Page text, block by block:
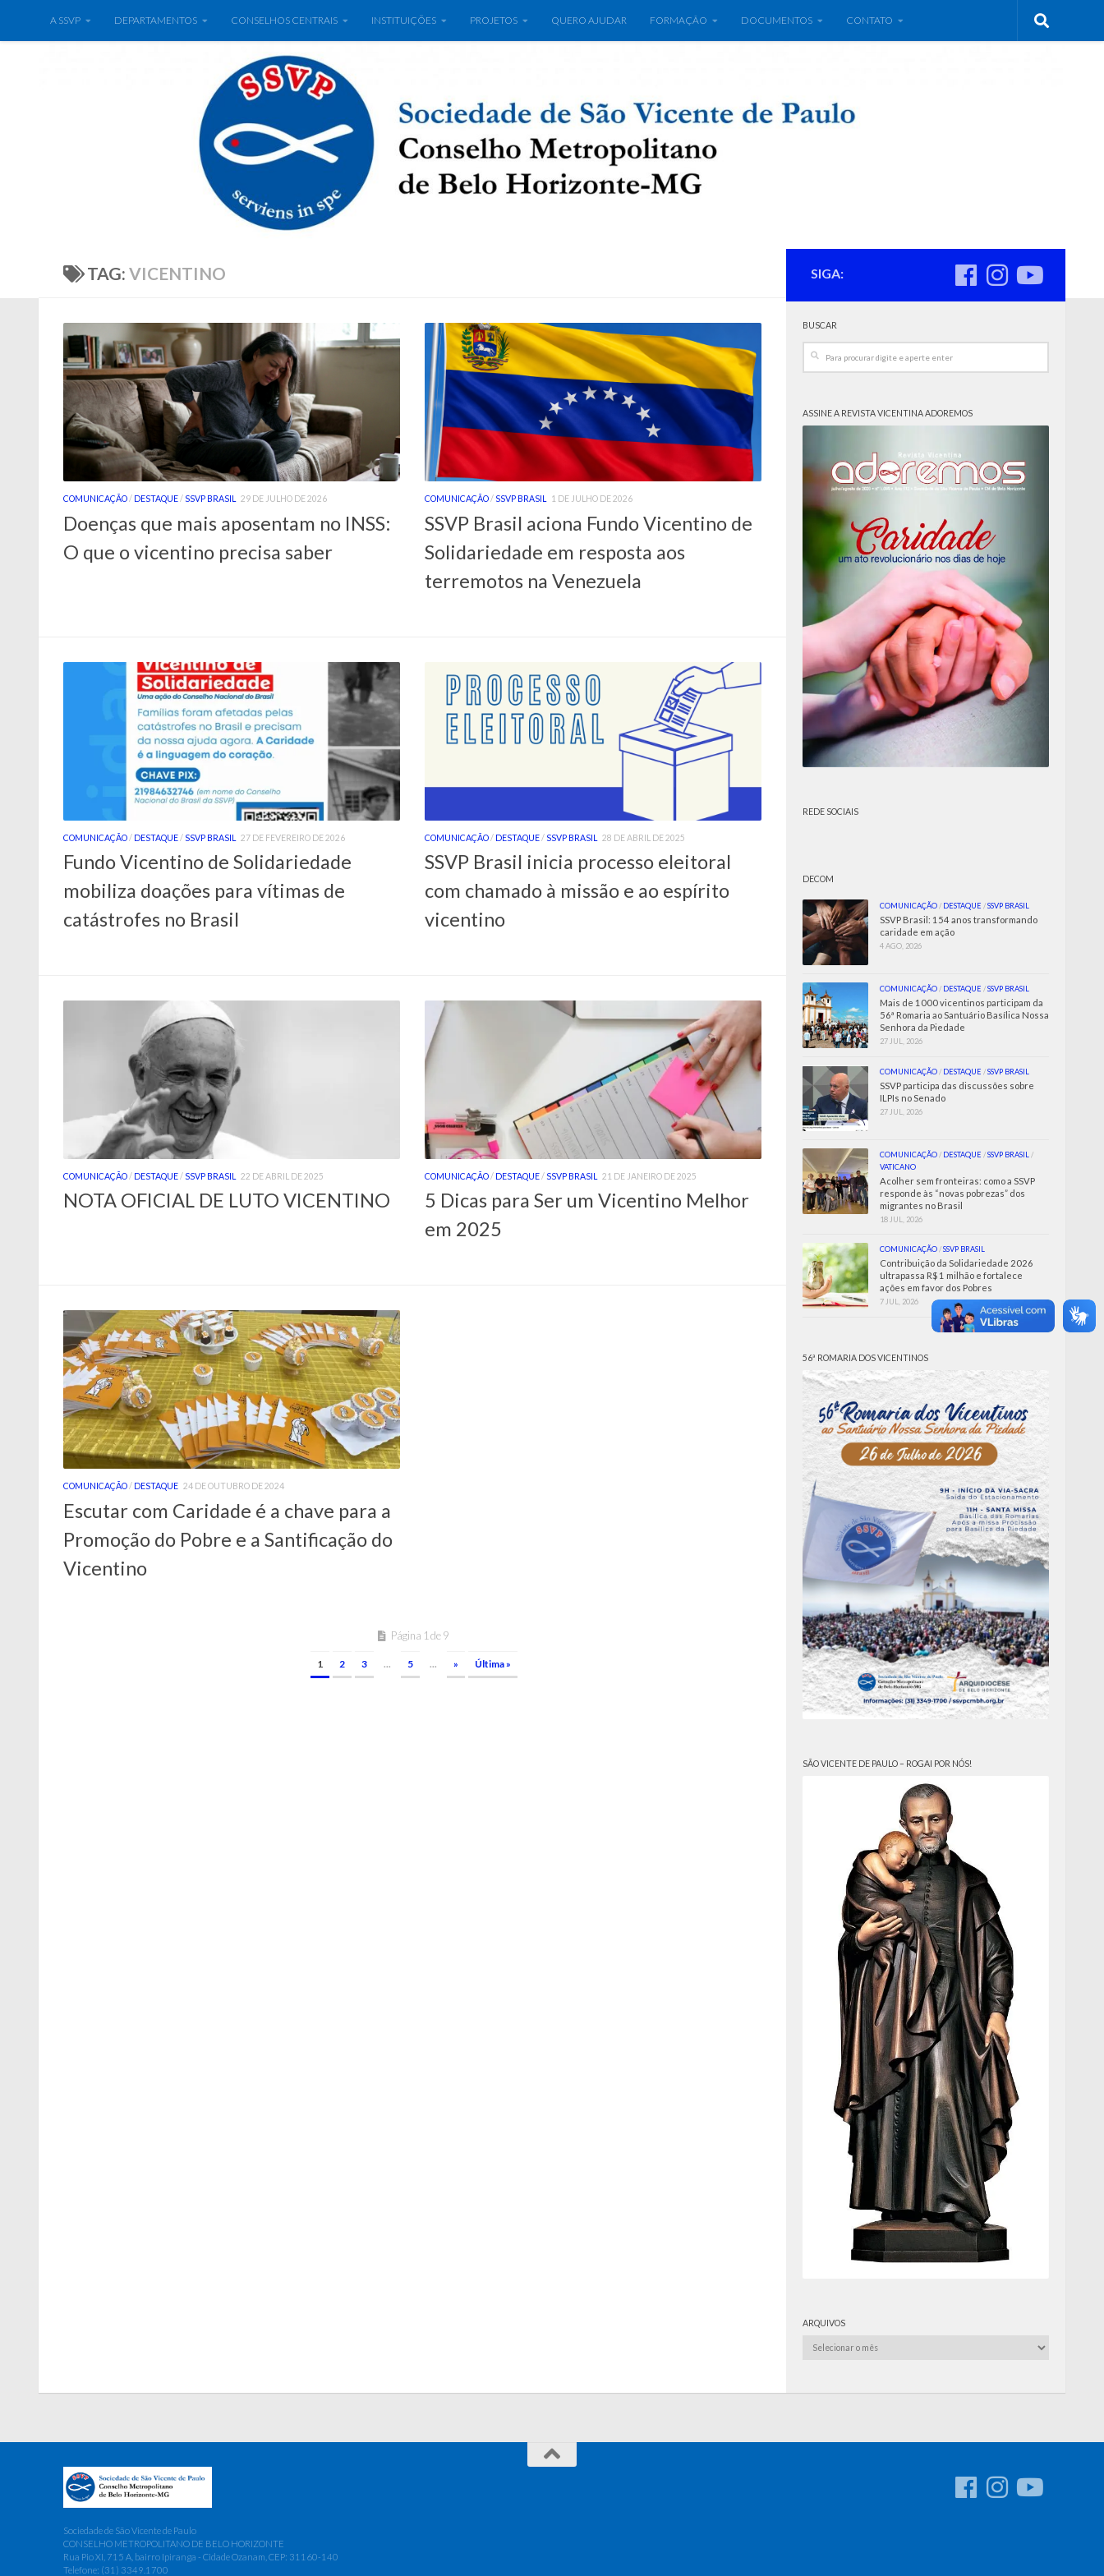
A SSVP DEPARTAMENTOS CONSELHOS CENTRAIS INSTITUIÇÕES PROJETOS QUERO AJUDAR FORMAÇÃO DOCUMENTOS CONTATO
TAG: VICENTINO
COMUNICAÇÃO/ DESTAQUE/ SSVP BRASIL 29 DE JULHO DE 2026
Doenças que mais aposentam no INSS:
O que o vicentino precisa saber
COMUNICAÇÃO/ SSVP BRASIL 1 DE JULHO DE 2026
SSVP Brasil aciona Fundo Vicentino de
Solidariedade em resposta aos
terremotos na Venezuela
COMUNICAÇÃO/ DESTAQUE/ SSVP BRASIL 27 DE FEVEREIRO DE 2026
Fundo Vicentino de Solidariedade
mobiliza doações para vítimas de
catástrofes no Brasil
COMUNICAÇÃO/ DESTAQUE/ SSVP BRASIL 28 DE ABRIL DE 2025
SSVP Brasil inicia processo eleitoral
com chamado à missão e ao espírito
vicentino
COMUNICAÇÃO/ DESTAQUE/ SSVP BRASIL 22 DE ABRIL DE 2025
NOTA OFICIAL DE LUTO VICENTINO
COMUNICAÇÃO/ DESTAQUE/ SSVP BRASIL 21 DE JANEIRO DE 2025
5 Dicas para Ser um Vicentino Melhor
em 2025
COMUNICAÇÃO/ DESTAQUE 24 DE OUTUBRO DE 2024
Escutar com Caridade é a chave para a
Promoção do Pobre e a Santificação do
Vicentino
Página 1 de 9
1 2 3 ... 5 ... » Última »
SIGA:
BUSCAR
ASSINE A REVISTA VICENTINA ADOREMOS
REDE SOCIAIS
DECOM
COMUNICAÇÃO/ DESTAQUE /SSVP BRASIL
SSVP Brasil: 154 anos transformando
caridade em ação
4 AGO, 2026
COMUNICAÇÃO/ DESTAQUE /SSVP BRASIL
Mais de 1000 vicentinos participam da
56ª Romaria ao Santuário Basílica Nossa
Senhora da Piedade
27 JUL, 2026
COMUNICAÇÃO/ DESTAQUE /SSVP BRASIL
SSVP participa das discussões sobre
ILPIs no Senado
27 JUL, 2026
COMUNICAÇÃO/ DESTAQUE /SSVP BRASIL/
VATICANO
Acolher sem fronteiras: como a SSVP
responde às “novas pobrezas” dos
migrantes no Brasil
18 JUL, 2026
COMUNICAÇÃO/SSVP BRASIL
Contribuição da Solidariedade 2026
ultrapassa R$ 1 milhão e fortalece
ações em favor dos Pobres
7 JUL, 2026
56ª ROMARIA DOS VICENTINOS
SÃO VICENTE DE PAULO – ROGAI POR NÓS!
ARQUIVOS
Arquivos
Sociedade de São Vicente de Paulo
CONSELHO METROPOLITANO DE BELO HORIZONTE
Rua Pio XI, 715 A, bairro Ipiranga - Cidade Ozanam, CEP: 31160-140
Telefone: (31) 3349.1700